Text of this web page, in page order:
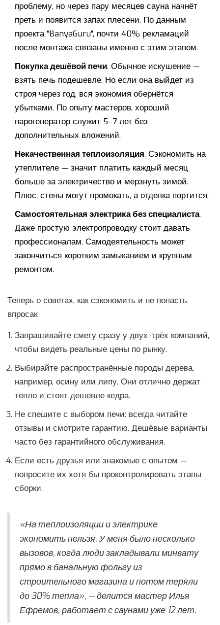
проблему, но через пару месяцев сауна начнёт
преть и появится запах плесени. По данным
проекта "BanyaGuru", почти 40% рекламаций
после монтажа связаны именно с этим этапом.
Покупка дешёвой печи. Обычное искушение —
взять печь подешевле. Но если она выйдет из
строя через год, вся экономия обернётся
убытками. По опыту мастеров, хороший
парогенератор служит 5–7 лет без
дополнительных вложений.
Некачественная теплоизоляция. Сэкономить на
утеплителе — значит платить каждый месяц
больше за электричество и мерзнуть зимой.
Плюс, стены могут промокать, а отделка портится.
Самостоятельная электрика без специалиста.
Даже простую электропроводку стоит давать
профессионалам. Самодеятельность может
закончиться коротким замыканием и крупным
ремонтом.
Теперь о советах, как сэкономить и не попасть
впросак:
Запрашивайте смету сразу у двух-трёх компаний,
чтобы видеть реальные цены по рынку.
Выбирайте распространённые породы дерева,
например, осину или липу. Они отлично держат
тепло и стоят дешевле кедра.
Не спешите с выбором печи: всегда читайте
отзывы и смотрите гарантию. Дешёвые варианты
часто без гарантийного обслуживания.
Если есть друзья или знакомые с опытом —
попросите их хотя бы проконтролировать этапы
сборки.
«На теплоизоляции и электрике
экономить нельзя. У меня было несколько
вызовов, когда люди закладывали минвату
прямо в банальную фольгу из
строительного магазина и потом теряли
до 30% тепла», — делится мастер Илья
Ефремов, работает с саунами уже 12 лет.